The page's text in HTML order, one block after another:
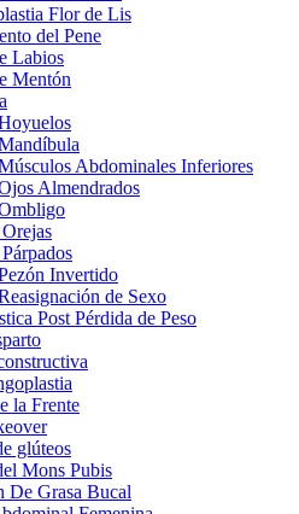
Flor de Lis
del Pene
Labios
Mentón
Abdominales Inferiores
Almendrados
Invertido
de Sexo
Post Pérdida de Peso
la Frente
glúteos
Mons Pubis
De Grasa Bucal